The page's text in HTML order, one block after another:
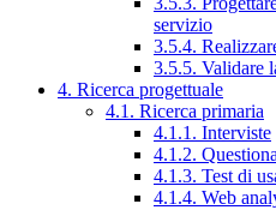
servizio
3.5.4.
3.5.5. Validare
4. Ricerca progettuale
4.1. Ricerca primaria
4.1.1. Interviste
4.1.2.
4.1.3. Test di
4.1.4. Web